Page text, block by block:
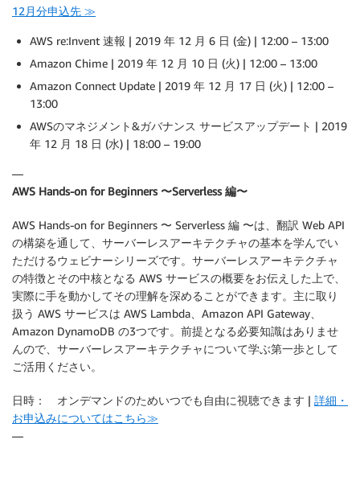
12月分申込先 ≫
AWS re:Invent 速報 | 2019 年 12 月 6 日 (金) | 12:00 – 13:00
Amazon Chime | 2019 年 12 月 10 日 (火) | 12:00 – 13:00
Amazon Connect Update | 2019 年 12 月 17 日 (火) | 12:00 –
13:00
AWSのマネジメント&ガバナンス サービスアップデート | 2019
年 12 月 18 日 (水) | 18:00 – 19:00
—
AWS Hands-on for Beginners 〜Serverless 編〜
AWS Hands-on for Beginners 〜 Serverless 編 〜は、翻訳 Web API
の構築を通して、サーバーレスアーキテクチャの基本を学んでい
ただけるウェビナーシリーズです。サーバーレスアーキテクチャ
の特徴とその中核となる AWS サービスの概要をお伝えした上で、
実際に手を動かしてその理解を深めることができます。主に取り
扱う AWS サービスは AWS Lambda、Amazon API Gateway、
Amazon DynamoDB の3つです。前提となる必要知識はありませ
んので、サーバーレスアーキテクチャについて学ぶ第一歩として
ご活用ください。
日時： オンデマンドのためいつでも自由に視聴できます | 詳細・
お申込みについてはこちら≫
—